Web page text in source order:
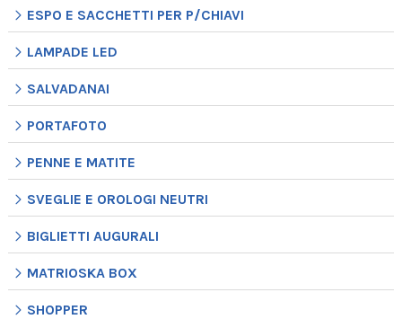
ESPO E SACCHETTI PER P/CHIAVI
LAMPADE LED
SALVADANAI
PORTAFOTO
PENNE E MATITE
SVEGLIE E OROLOGI NEUTRI
BIGLIETTI AUGURALI
MATRIOSKA BOX
SHOPPER